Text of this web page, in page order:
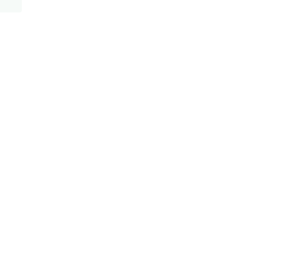
kamers, de gunstige locatie dichtbij
voor zowel een korte tussenstop als